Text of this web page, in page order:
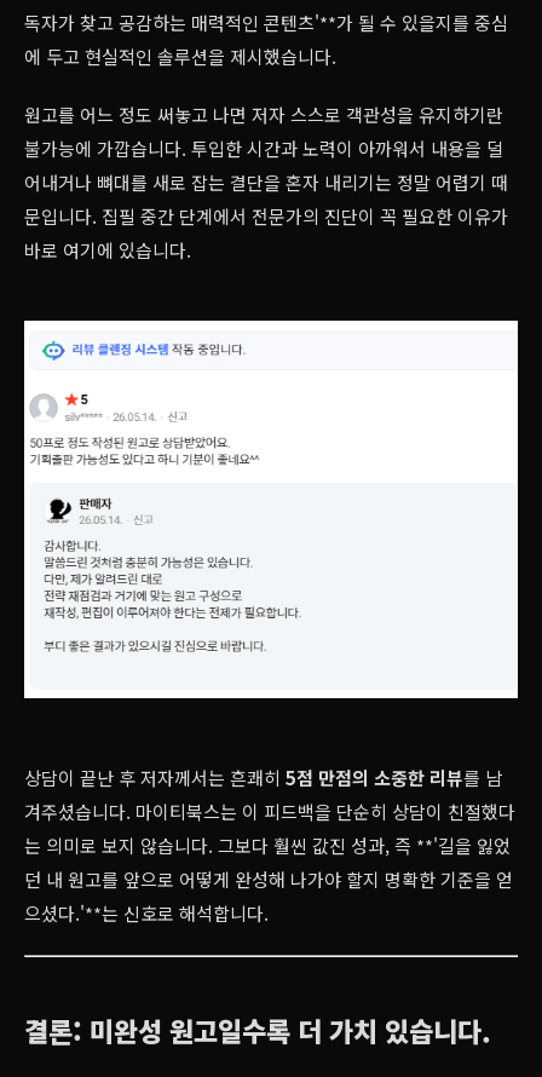
독자가 찾고 공감하는 매력적인 콘텐츠'**가 될 수 있을지를 중심
에 두고 현실적인 솔루션을 제시했습니다.
원고를 어느 정도 써놓고 나면 저자 스스로 객관성을 유지하기란
불가능에 가깝습니다. 투입한 시간과 노력이 아까워서 내용을 덜
어내거나 뼈대를 새로 잡는 결단을 혼자 내리기는 정말 어렵기 때
문입니다. 집필 중간 단계에서 전문가의 진단이 꼭 필요한 이유가
바로 여기에 있습니다.
상담이 끝난 후 저자께서는 흔쾌히 5점 만점의 소중한 리뷰를 남
겨주셨습니다. 마이티북스는 이 피드백을 단순히 상담이 친절했다
는 의미로 보지 않습니다. 그보다 훨씬 값진 성과, 즉 **'길을 잃었
던 내 원고를 앞으로 어떻게 완성해 나가야 할지 명확한 기준을 얻
으셨다.'**는 신호로 해석합니다.
결론: 미완성 원고일수록 더 가치 있습니다.